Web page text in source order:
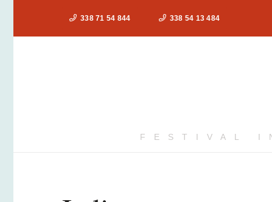
338 71 54 844 338 54 13 484
FESTIVAL